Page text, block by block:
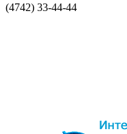
(4742) 33-44-44